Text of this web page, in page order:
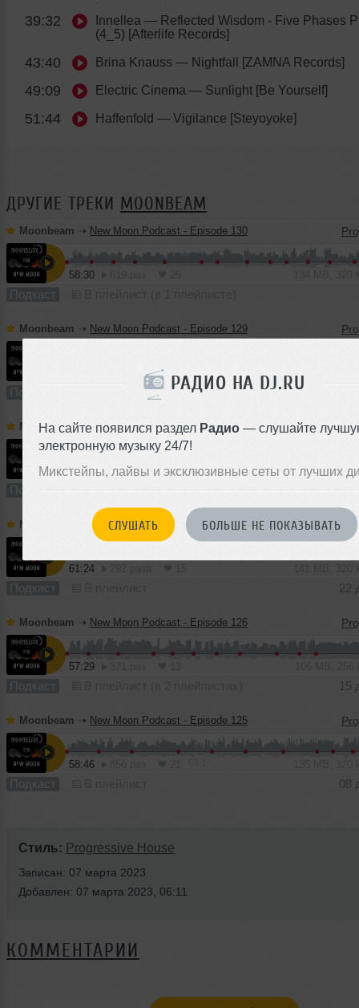
РАДИО НА DJ.RU
На сайте появился раздел Радио — слушайте
электронную музыку 24/7!
Микстейпы, лайвы и эксклюзивные сеты от лучших
СЛУШАТЬ БОЛЬШЕ НЕ ПОКАЗЫВАТЬ
39:32 Innellea — Reflected Wisdom - Five Phases
(4_5) [Afterlife Records]
43:40 Brina Knauss — Nightfall [ZAMNA Records]
49:09 Electric Cinema — Sunlight [Be Yourself]
51:44 Haffenfold — Vigilance [Steyoyoke]
ДРУГИЕ ТРЕКИ MOONBEAM
Moonbeam ➝ New Moon Podcast - Episode 130
58:30
Подкаст
Moonbeam ➝ New Moon Podcast - Episode 129
Подкаст В плейлист (в 2 плейлистах)
Moonbeam ➝New Moon Podcast - Episode 128
62:30 254 раза 14 143 MB, 320
Подкаст
Moonbeam New Moon Podcast - Episode 127
61:24
Подкаст 22
Moonbeam ➝ New Moon Podcast - Episode 126
57:29
Подкаст 15
Moonbeam ➝ New Moon Podcast - Episode 125
58:46
Подкаст 08
Стиль: Progressive House
Записан: 07 марта 2023
Добавлен: 07 марта 2023, 06:11
КОММЕНТАРИИ